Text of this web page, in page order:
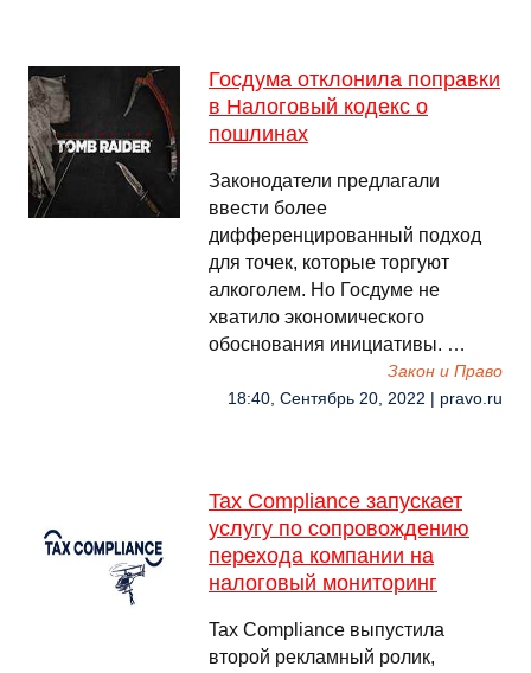
Госдума отклонила поправки
в Налоговый кодекс о
пошлинах
Законодатели предлагали
ввести более
дифференцированный подход
для точек, которые торгуют
алкоголем. Но Госдуме не
хватило экономического
обоснования инициативы. …
Закон и Право
18:40, Сентябрь 20, 2022 | pravo.ru
Tax Compliance запускает
услугу по сопровождению
перехода компании на
налоговый мониторинг
Tax Compliance выпустила
второй рекламный ролик,